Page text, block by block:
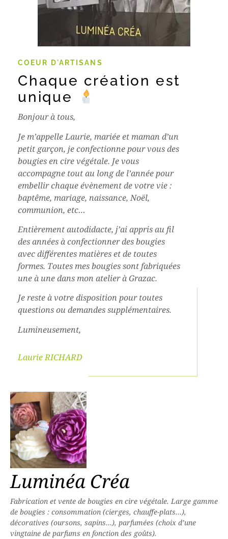
COEUR D'ARTISANS
Chaque création est
unique
Bonjour à tous,
Je m’appelle Laurie, mariée et maman d’un
petit garçon, je confectionne pour vous des
bougies en cire végétale. Je vous
accompagne tout au long de l’année pour
embellir chaque évènement de votre vie :
baptême, mariage, naissance, Noël,
communion, etc…
Entièrement autodidacte, j’ai appris au fil
des années à confectionner des bougies
avec différentes matières et de toutes
formes. Toutes mes bougies sont fabriquées
une à une dans mon atelier à Grazac.
Je reste à votre disposition pour toutes
questions ou demandes supplémentaires.
Lumineusement,
Laurie RICHARD
Luminéa Créa
Fabrication et vente de bougies en cire végétale. Large gamme
de bougies : consommation (cierges, chauffe-plats…),
décoratives (oursons, sapins…), parfumées (choix d’une
vingtaine de parfums en fonction des goûts).